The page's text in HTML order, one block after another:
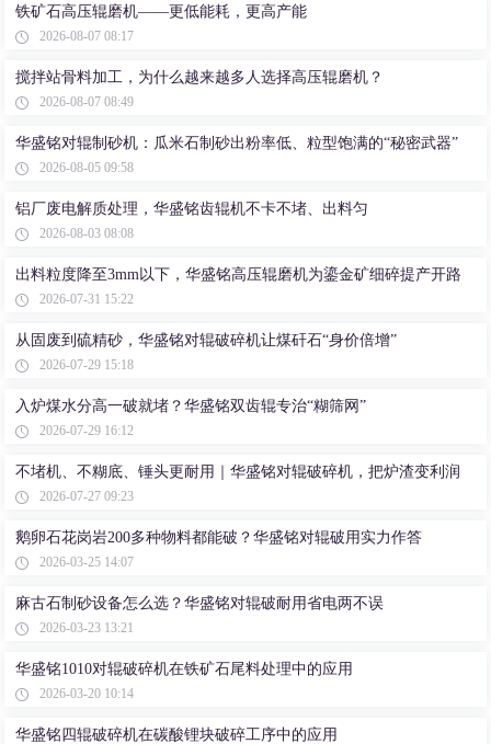
铁矿石高压辊磨机——更低能耗，更高产能
2026-08-07 08:17
搅拌站骨料加工，为什么越来越多人选择高压辊磨机？
2026-08-07 08:49
华盛铭对辊制砂机：瓜米石制砂出粉率低、粒型饱满的“秘密武器”
2026-08-05 09:58
铝厂废电解质处理，华盛铭齿辊机不卡不堵、出料匀
2026-08-03 08:08
出料粒度降至3mm以下，华盛铭高压辊磨机为鎏金矿细碎提产开路
2026-07-31 15:22
从固废到硫精砂，华盛铭对辊破碎机让煤矸石“身价倍增”
2026-07-29 15:18
入炉煤水分高一破就堵？华盛铭双齿辊专治“糊筛网”
2026-07-29 16:12
不堵机、不糊底、锤头更耐用｜华盛铭对辊破碎机，把炉渣变利润
2026-07-27 09:23
鹅卵石花岗岩200多种物料都能破？华盛铭对辊破用实力作答
2026-03-25 14:07
麻古石制砂设备怎么选？华盛铭对辊破耐用省电两不误
2026-03-23 13:21
华盛铭1010对辊破碎机在铁矿石尾料处理中的应用
2026-03-20 10:14
华盛铭四辊破碎机在碳酸锂块破碎工序中的应用